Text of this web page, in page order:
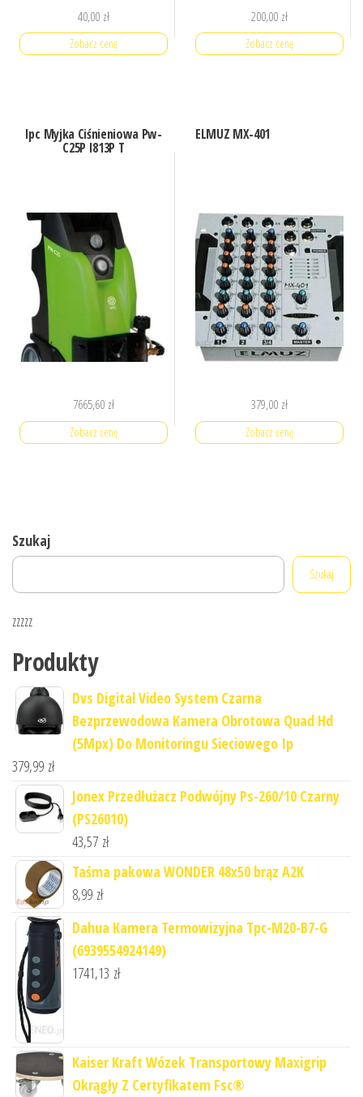
40,00 zł
Zobacz cenę
200,00 zł
Zobacz cenę
Ipc Myjka Ciśnieniowa Pw-
C25P I813P T
7665,60 zł
Zobacz cenę
ELMUZ MX-401
379,00 zł
Zobacz cenę
Szukaj
Szukaj
zzzzz
Produkty
Dvs Digital Video System Czarna
Bezprzewodowa Kamera Obrotowa Quad Hd
(5Mpx) Do Monitoringu Sieciowego Ip
379,99 zł
Jonex Przedłużacz Podwójny Ps-260/10 Czarny
(PS26010)
43,57 zł
Taśma pakowa WONDER 48x50 brąz A2K
8,99 zł
Dahua Kamera Termowizyjna Tpc-M20-B7-G
(6939554924149)
1741,13 zł
Kaiser Kraft Wózek Transportowy Maxigrip
Okrągły Z Certyfikatem Fsc®